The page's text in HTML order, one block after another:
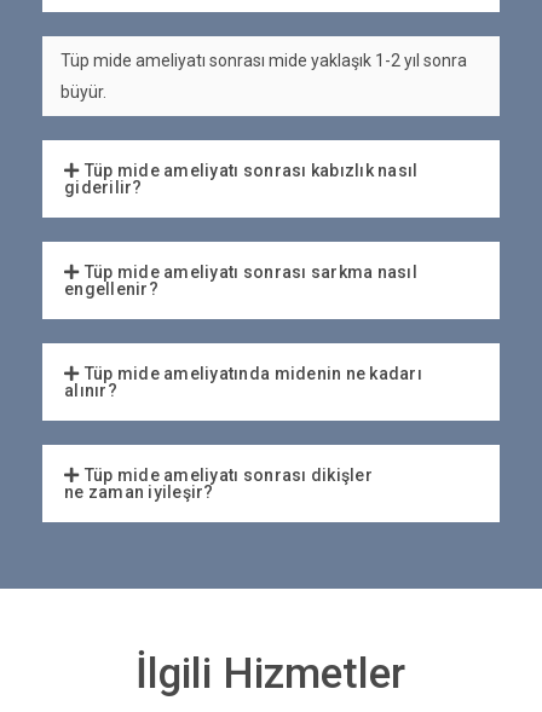
Tüp mide ameliyatı sonrası mide yaklaşık 1-2 yıl sonra
büyür.
Tüp mide ameliyatı sonrası kabızlık nasıl
giderilir?
Tüp mide ameliyatı sonrası sarkma nasıl
engellenir?
Tüp mide ameliyatında midenin ne kadarı
alınır?
Tüp mide ameliyatı sonrası dikişler
ne zaman iyileşir?
İlgili Hizmetler